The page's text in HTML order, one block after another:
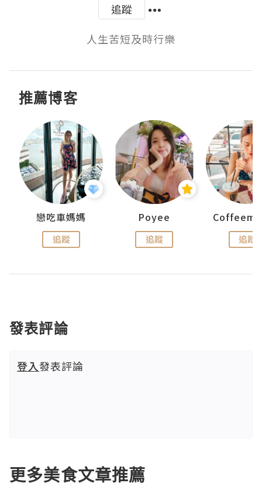
追蹤
人生苦短及時行樂
推薦博客
戀吃車媽媽
追蹤
Poyee
追蹤 追蹤
發表評論
登入發表評論
更多美食文章推薦